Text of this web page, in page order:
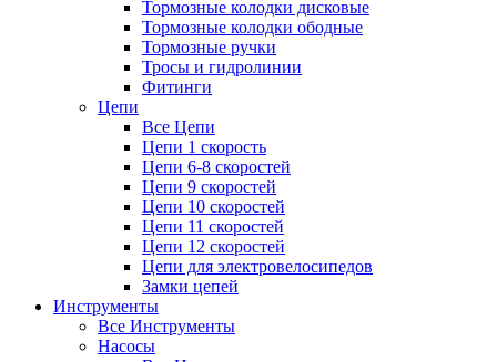
Тормозные колодки дисковые
Тормозные колодки ободные
Тормозные ручки
Тросы и гидролинии
Фитинги
Цепи
Все Цепи
Цепи 1 скорость
Цепи 6-8 скоростей
Цепи 9 скоростей
Цепи 10 скоростей
Цепи 11 скоростей
Цепи 12 скоростей
Цепи для электровелосипедов
Замки цепей
Инструменты
Все Инструменты
Насосы